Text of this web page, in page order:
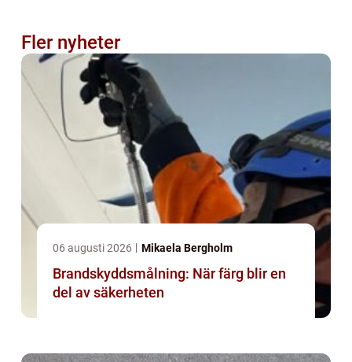
Fler nyheter
06 augusti 2026 Mikaela Bergholm
Brandskyddsmålning: När färg blir en
del av säkerheten